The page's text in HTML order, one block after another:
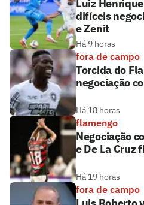
Luiz
difíceis
e Zenit
Há 9 horas
fora de campo
Torcida do
negociação
Há 18 horas
flamengo
Negociação
e De La Cruz
Há 19 horas
fora de campo